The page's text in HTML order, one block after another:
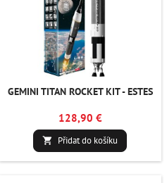
GEMINI TITAN ROCKET KIT - ESTES
128,90 €
 Přidat do košíku